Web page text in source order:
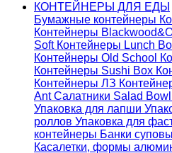
КОНТЕЙНЕРЫ ДЛЯ ЕДЫ
Бумажные контейнеры
Контейнеры
Soft Контейнеры Lunch
Контейнеры Old School
Контейнеры Sushi Box
Контейнеры ЛЗ
AntСалатники Salad Bowl
Упаковка для лапши
роллов Упаковка для
контейнеры Банки
Касалетки, формы